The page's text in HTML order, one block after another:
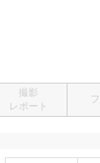
撮影
レポート